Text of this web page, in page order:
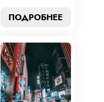
выбрать лучший
микрозайм,
стратегии
погашения и
обеспечить себе
финансовую
стабильность. Ваш
ключ к умным
ПОДРОБНЕЕ